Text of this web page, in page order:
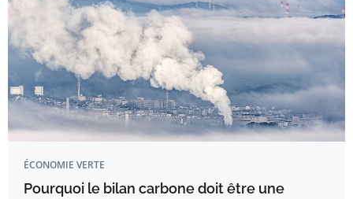
ÉCONOMIE VERTE
Pourquoi le bilan carbone doit être une